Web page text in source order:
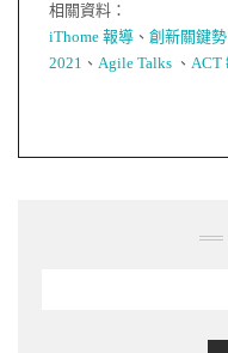
相關資料：
iThome 報導 、 創新關鍵勢
2021 、 Agile Talks 、 ACT